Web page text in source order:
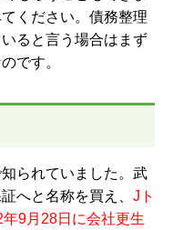
ください。債務整理
ると言う場合はまず
です。
られていました。武
へと名称を買え、 Jト
9月28日に会社更生